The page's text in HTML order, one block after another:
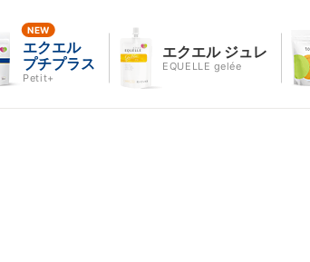
エクエル
プチプラス
Petit+
エクエル ジュレ
EQUELLE gelée